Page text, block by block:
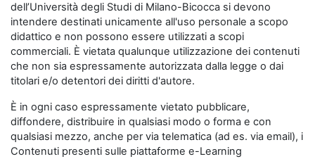
dell’Università degli Studi di Milano-Bicocca si devono
intendere destinati unicamente all'uso personale a scopo
didattico e non possono essere utilizzati a scopi
commerciali. È vietata qualunque utilizzazione dei contenuti
che non sia espressamente autorizzata dalla legge o dai
titolari e/o detentori dei diritti d'autore.
È in ogni caso espressamente vietato pubblicare,
diffondere, distribuire in qualsiasi modo o forma e con
qualsiasi mezzo, anche per via telematica (ad es. via email), i
Contenuti presenti sulle piattaforme e-Learning